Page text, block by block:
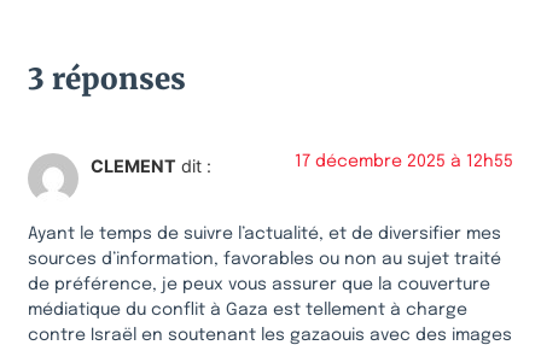
3 réponses
CLEMENT dit : 17 décembre 2025 à 12h55
Ayant le temps de suivre l’actualité, et de diversifier mes
sources d’information, favorables ou non au sujet traité
de préférence, je peux vous assurer que la couverture
médiatique du conflit à Gaza est tellement à charge
contre Israël en soutenant les gazaouis avec des images